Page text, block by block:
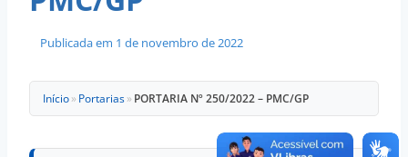
Publicada em 1 de novembro de 2022
Início» Portarias» PORTARIA Nº 250/2022 – PMC/GP